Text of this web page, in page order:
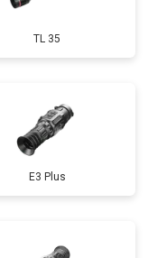
TL 35
E3 Plus